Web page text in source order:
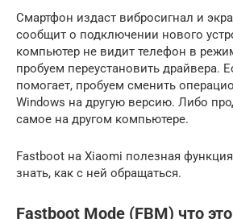
Смартфон издаст вибросигнал и
сообщит о подключении нового
компьютер не видит телефон в
пробуем переустановить драйвера.
помогает, пробуем сменить
Windows на другую версию. Либо
самое на другом компьютере.
Fastboot на Xiaomi полезная
знать, как с ней обращаться.
Fastboot Mode (FBM) что